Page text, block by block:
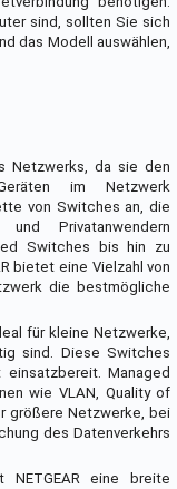
sind, sollten Sie sich
das Modell auswählen,
Netzwerks, da sie den
im Netzwerk
von Switches an, die
Privatanwendern
Switches bis hin zu
bietet eine Vielzahl von
die bestmögliche
für kleine Netzwerke,
sind. Diese Switches
Managed
wie VLAN, Quality of
größere Netzwerke, bei
des Datenverkehrs
NETGEAR eine breite